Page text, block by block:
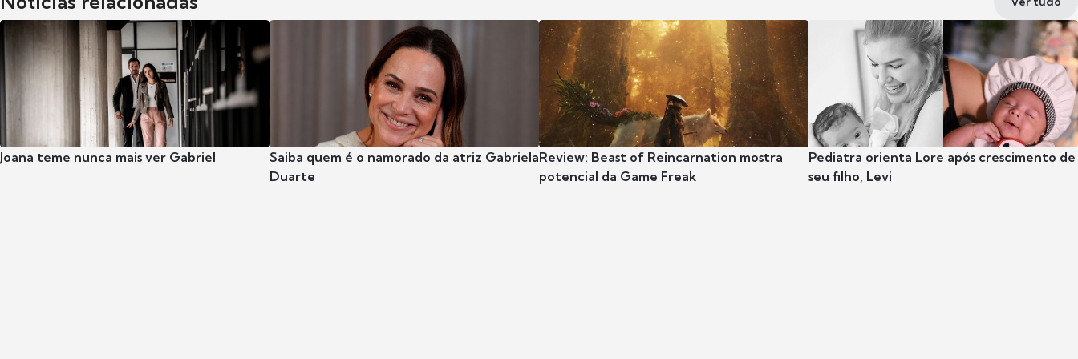
Joana teme nunca mais ver Gabriel
Saiba quem é o namorado da atriz Gabriela
Duarte
Review: Beast of Reincarnation mostra
potencial da Game Freak
Pediatra orienta Lore após crescimento de
seu filho, Levi